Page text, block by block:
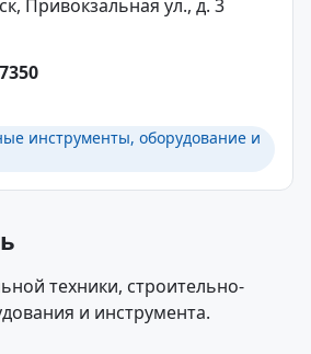
Привокзальная ул., д. 3
инструменты, оборудование и
техники, строительно-
и инструмента.